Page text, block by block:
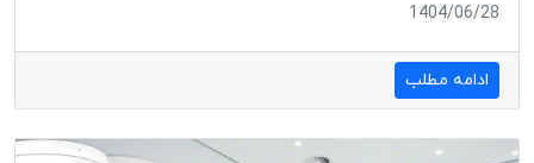
1404/06/28
ادامه مطلب